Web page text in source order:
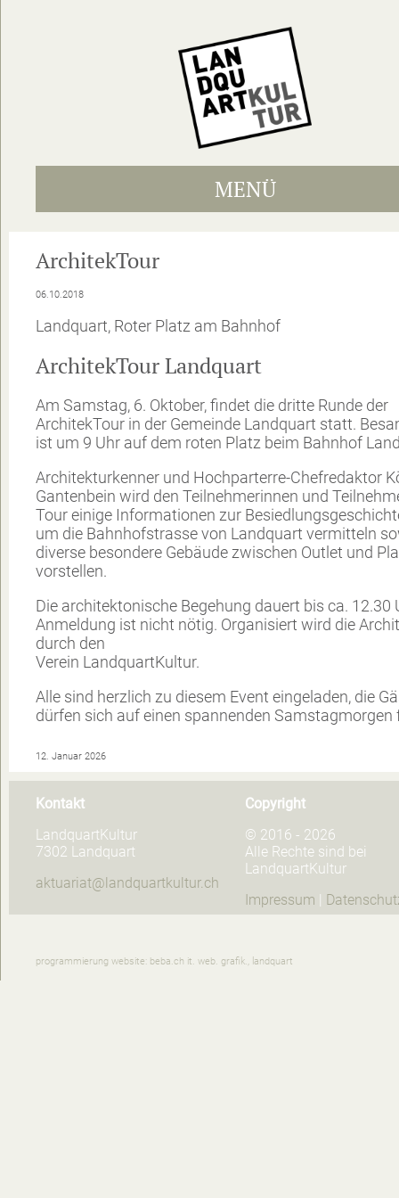
MENÜ
ArchitekTour
06.10.2018
Landquart, Roter Platz am Bahnhof
ArchitekTour Landquart
Am Samstag, 6. Oktober, findet die dritte Runde der
ArchitekTour in der Gemeinde Landquart statt.
ist um 9 Uhr auf dem roten Platz beim Bahnhof
Architekturkenner und Hochparterre-Chefredaktor
Gantenbein wird den Teilnehmerinnen und
Tour einige Informationen zur
um die Bahnhofstrasse von Landquart vermitteln
diverse besondere Gebäude zwischen Outlet und
vorstellen.
Die architektonische Begehung dauert bis ca. 12.30
Anmeldung ist nicht nötig. Organisiert wird die
durch den
Verein LandquartKultur.
Alle sind herzlich zu diesem Event eingeladen, die
dürfen sich auf einen spannenden Samstagmorgen
12. Januar 2026
Kontakt
LandquartKultur
7302 Landquart
aktuariat@landquartkultur.ch
Copyright
© 2016 - 2026
Alle Rechte sind bei
LandquartKultur
Impressum
programmierung website: beba.ch it. web. grafik., landquart